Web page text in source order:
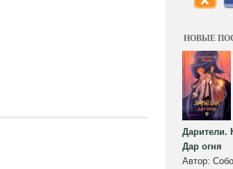
НОВЫЕ
Дарители.
Дар огня
Автор: